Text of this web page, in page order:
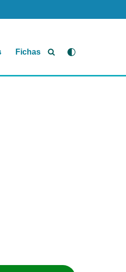
Fichas